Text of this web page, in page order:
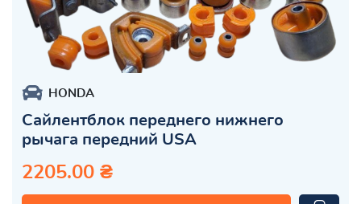
HONDA
Сайлентблок переднего нижнего
рычага передний USA
2205.00 ₴